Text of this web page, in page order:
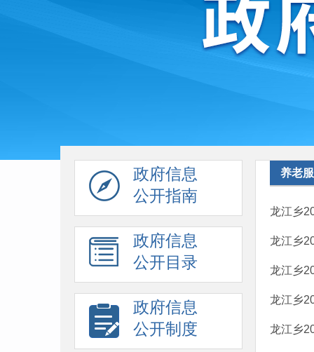
政府信息
公开指南
政府信息
公开目录
政府信息
公开制度
养老
龙江乡
龙江乡
龙江乡
龙江乡
龙江乡